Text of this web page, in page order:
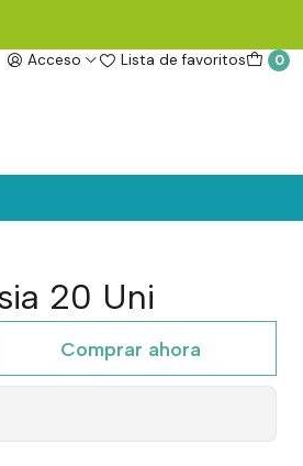
Acceso Lista de favoritos 0
20 Uni
Comprar ahora